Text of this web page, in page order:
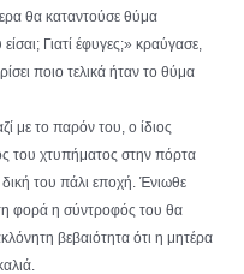
θα καταντούσε θύμα
Γιατί έφυγες;» κραύγασε,
ποιο τελικά ήταν το θύμα
με το παρόν του, ο ίδιος
του χτυπήματος στην πόρτα
του πάλι εποχή. Ένιωθε
φορά η σύντροφός του θα
βεβαιότητα ότι η μητέρα